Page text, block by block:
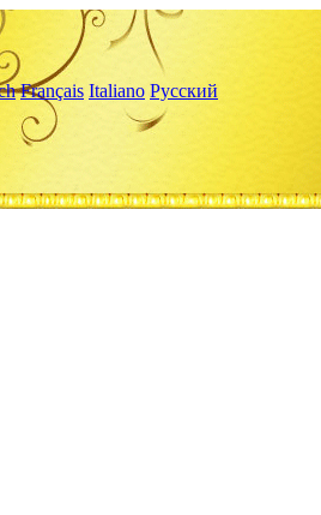
Français Italiano Русский